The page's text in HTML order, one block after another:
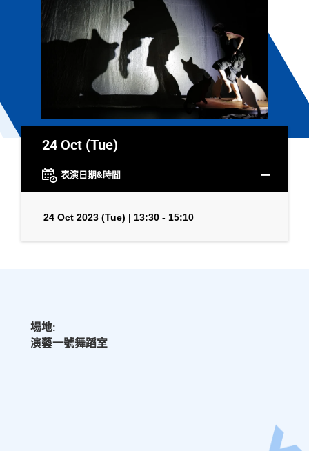
24 Oct (Tue)
表演日期&時間
24 Oct 2023 (Tue) | 13:30 - 15:10
場地:
演藝一號舞蹈室